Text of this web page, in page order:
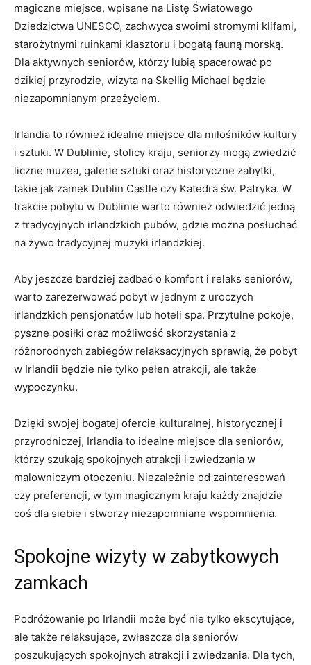
magiczne miejsce, wpisane na Listę Światowego
Dziedzictwa UNESCO, zachwyca swoimi stromymi klifami,
starożytnymi ruinkami klasztoru i​ bogatą fauną morską.
Dla aktywnych seniorów, którzy lubią spacerować po
dzikiej ⁢przyrodzie, wizyta na Skellig Michael będzie
niezapomnianym przeżyciem.
Irlandia to również idealne miejsce dla miłośników‍ kultury​
i sztuki.‌ W Dublinie, stolicy ⁢kraju, seniorzy mogą zwiedzić
liczne muzea, galerie sztuki oraz historyczne zabytki,
takie jak zamek Dublin Castle czy Katedra św. Patryka. W
trakcie pobytu ⁤w Dublinie warto również odwiedzić jedną
z tradycyjnych‌ irlandzkich pubów, gdzie można posłuchać
na żywo​ tradycyjnej muzyki irlandzkiej.
Aby jeszcze bardziej zadbać o komfort⁤ i relaks seniorów,
warto zarezerwować pobyt⁣ w jednym z uroczych
irlandzkich pensjonatów lub hoteli spa.‌ Przytulne pokoje,
pyszne posiłki oraz możliwość skorzystania z
różnorodnych zabiegów relaksacyjnych sprawią, że pobyt
w⁤ Irlandii będzie nie tylko pełen atrakcji, ale także
‍wypoczynku.
Dzięki swojej bogatej ofercie kulturalnej, historycznej i
przyrodniczej, Irlandia to idealne​ miejsce dla seniorów,
którzy szukają ⁤spokojnych atrakcji i zwiedzania ⁤w
malowniczym otoczeniu. Niezależnie od zainteresowań
czy preferencji, w⁢ tym ‌magicznym ⁤kraju każdy znajdzie
coś dla siebie i​ stworzy niezapomniane wspomnienia.
Spokojne wizyty w zabytkowych
zamkach
Podróżowanie po Irlandii może być nie tylko ekscytujące,
ale także relaksujące, zwłaszcza dla seniorów​
poszukujących spokojnych ⁢atrakcji i zwiedzania. Dla tych,⁤